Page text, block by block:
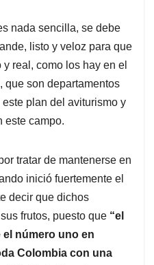
nada sencilla, se debe
listo y veloz para que
real, como los hay en el
que son departamentos
plan del aviturismo y
este campo.
tratar de mantenerse en
inició fuertemente el
decir que dichos
frutos, puesto que “el
el número uno en
Colombia con una